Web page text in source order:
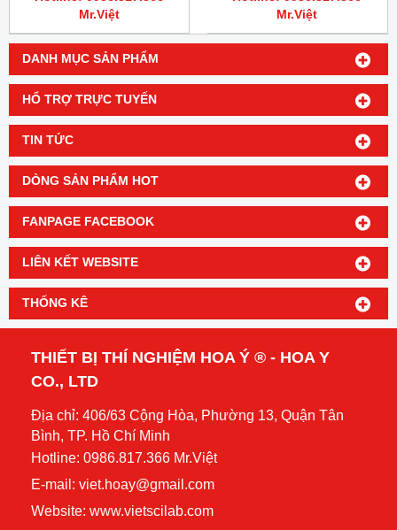
DANH MỤC SẢN PHẨM
HỔ TRỢ TRỰC TUYẾN
TIN TỨC
DÒNG SẢN PHẨM HOT
FANPAGE FACEBOOK
LIÊN KẾT WEBSITE
THỐNG KÊ
Mr.Việt
Mr.Việt
THIẾT BỊ THÍ NGHIỆM HOA Ý ® - HOA Y
CO., LTD
Địa chỉ: 406/63 Cộng Hòa, Phường 13, Quận Tân
Bình, TP. Hồ Chí Minh
Hotline: 0986.817.366 Mr.Việt
E-mail: viet.hoay@gmail.com
Website: www.vietscilab.com